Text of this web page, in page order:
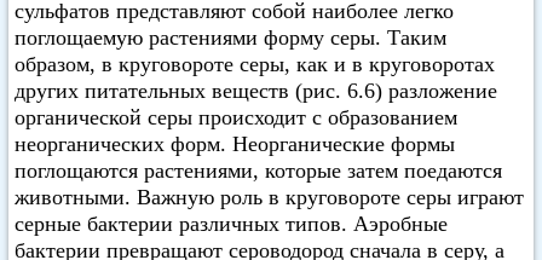
сульфатов представляют собой наиболее легко
поглощаемую растениями форму серы. Таким
образом, в круговороте серы, как и в круговоротах
других питательных веществ (рис. 6.6) разложение
органической серы происходит с образованием
неорганических форм. Неорганические формы
поглощаются растениями, которые затем поедаются
животными. Важную роль в круговороте серы играют
серные бактерии различных типов. Аэробные
бактерии превращают сероводород сначала в серу, а